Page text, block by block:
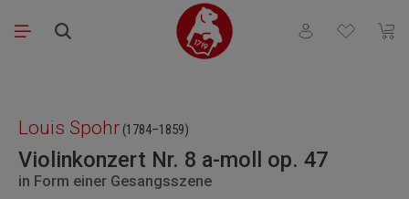
Zum Hauptinhalt springen
Du hast 0
Louis Spohr (1784–1859)
Violinkonzert Nr. 8 a-moll op. 47
in Form einer Gesangsszene